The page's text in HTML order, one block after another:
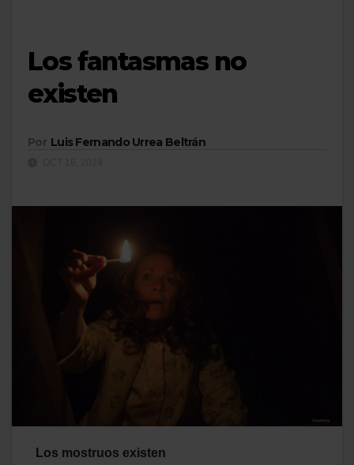
Los fantasmas no
existen
Por Luis Fernando Urrea Beltrán
Los mostruos existen